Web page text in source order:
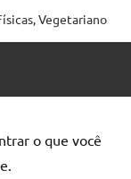
Vegetariano
o que você